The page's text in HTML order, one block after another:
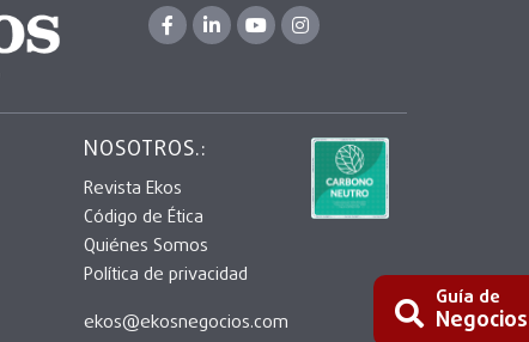
Guía de
NOSOTROS.:
Revista Ekos
Código de Ética
Quiénes Somos
Política de privacidad
ekos@ekosnegocios.com